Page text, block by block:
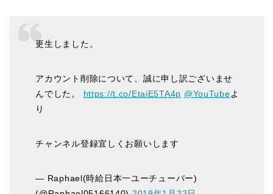
更生しました。
アカウント削除について、誠に申し訳ございませ
んでした。 https://t.co/EtaiE5TA4p @YouTubeよ
り
チャンネル登録宜しくお願いします
— Raphael(時給日本一ユーチューバー)